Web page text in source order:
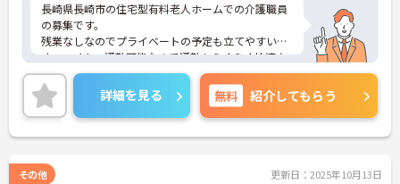
長崎県長崎市の住宅型有料老人ホームでの介護職員
の募集です。
残業なしなのでプライベートの予定も立てやすいで
す。マイカー通勤可能なので通勤もらくらく快適♪
ご興味のある方は、面接のポイントをお伝えします
のでお気軽にお問い合せください。
詳細を見る 無料 紹介してもらう
その他 更新日：2025年10月13日